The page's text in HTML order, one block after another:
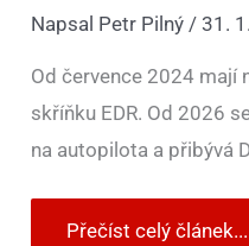
Napsal Petr Pilný /31.
Od července 2024 mají
skříňku EDR. Od 2026
na autopilota a přibývá
Přečíst celý článek...